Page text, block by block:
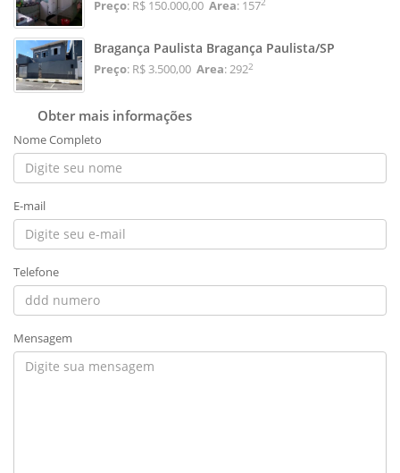
Preço: R$ 150.000,00 Area: 1572
Bragança Paulista Bragança Paulista/SP
Preço: R$ 3.500,00 Area: 2922
Obter mais informações
Nome Completo
E-mail
Telefone
Mensagem